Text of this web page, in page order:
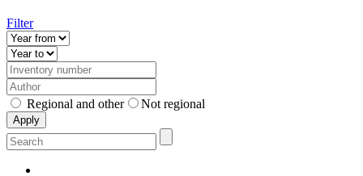
Filter
Regional and other Not regional